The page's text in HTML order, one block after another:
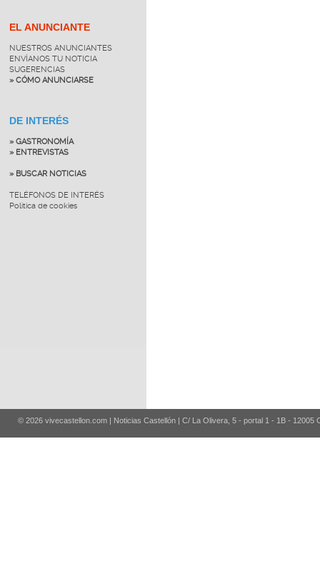
EL ANUNCIANTE
NUESTROS ANUNCIANTES
ENVÍANOS TU NOTICIA
SUGERENCIAS
» CÓMO ANUNCIARSE
DE INTERÉS
» GASTRONOMÍA
» ENTREVISTAS
» BUSCAR NOTICIAS
TELÉFONOS DE INTERÉS
Política de cookies
© 2026 vivecastellon.com | Noticias Castellón | C/ La Olivera, 5 - portal 1 - 1B - 12005